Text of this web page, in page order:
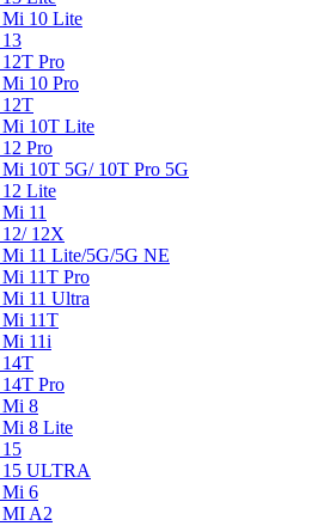
10 Lite
Pro
10 Pro
10T Lite
Pro
10T 5G/ 10T Pro 5G
Lite
11
12X
11 Lite/5G/5G NE
11T Pro
11 Ultra
11T
11i
Pro
Mi 8
8 Lite
ULTRA
Mi 6
A2